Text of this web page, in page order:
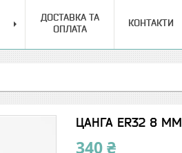
ДОСТАВКА ТА
ОПЛАТА
КОНТАКТИ
ЦАНГА ER32 8 ММ
340 ₴